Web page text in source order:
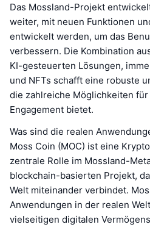
Das Mossland-Projekt
weiter, mit neuen Funktionen
entwickelt werden, um das
verbessern. Die Kombination
KI-gesteuerten Lösungen,
und NFTs schafft eine robuste
die zahlreiche Möglichkeiten
Engagement bietet.
Was sind die realen
Moss Coin (MOC) ist eine
zentrale Rolle im Mossland-
blockchain-basierten Projekt,
Welt miteinander verbindet.
Anwendungen in der realen
vielseitigen digitalen